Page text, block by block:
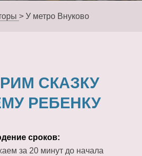
> У метро Внуково
СКАЗКУ
РЕБЕНКУ
сроков:
за 20 минут до начала